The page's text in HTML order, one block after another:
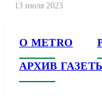
13 июля 2023
О METRO
АРХИВ